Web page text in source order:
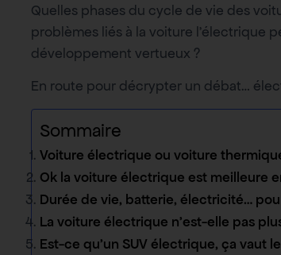
Quelles phases du cycle de vie des
problèmes liés à la voiture l’électrique
développement vertueux ?
En route pour décrypter un débat…
Sommaire
Voiture électrique ou voiture
Ok la voiture électrique est meilleure
Durée de vie, batterie, électricité…
La voiture électrique n’est-elle pas
Est-ce qu’un SUV électrique, ça vaut